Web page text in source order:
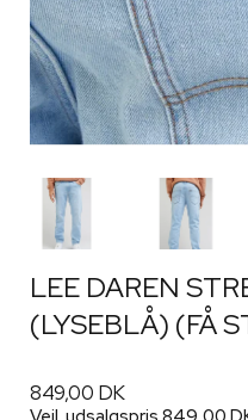
LEE DAREN
(LYSEBLÅ) (FÅ
849,00 DK